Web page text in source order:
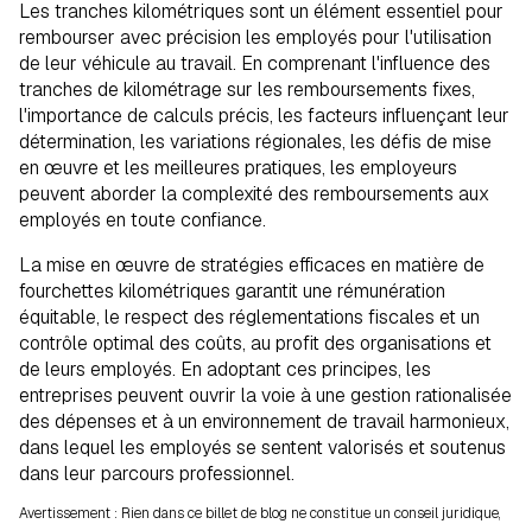
Les tranches kilométriques sont un élément essentiel pour
rembourser avec précision les employés pour l'utilisation
de leur véhicule au travail. En comprenant l'influence des
tranches de kilométrage sur les remboursements fixes,
l'importance de calculs précis, les facteurs influençant leur
détermination, les variations régionales, les défis de mise
en œuvre et les meilleures pratiques, les employeurs
peuvent aborder la complexité des remboursements aux
employés en toute confiance.
La mise en œuvre de stratégies efficaces en matière de
fourchettes kilométriques garantit une rémunération
équitable, le respect des réglementations fiscales et un
contrôle optimal des coûts, au profit des organisations et
de leurs employés. En adoptant ces principes, les
entreprises peuvent ouvrir la voie à une gestion rationalisée
des dépenses et à un environnement de travail harmonieux,
dans lequel les employés se sentent valorisés et soutenus
dans leur parcours professionnel.
Avertissement : Rien dans ce billet de blog ne constitue un conseil juridique,